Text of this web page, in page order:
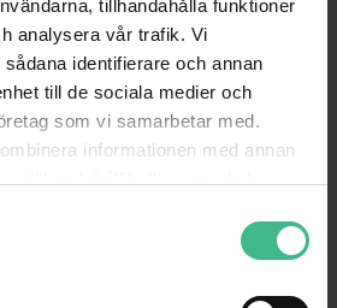
tillhandahålla funktioner
analysera vår trafik. Vi
identifierare och annan
till de sociala medier och
som vi samarbetar med.
informationen med annan
VONYX KBB10 KEYBOARD PIANO STOL,